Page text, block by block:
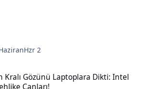
Hzr 2
Kralı Gözünü Laptoplara Dikti: Intel
Çanları!